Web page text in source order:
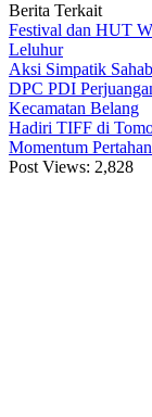
Berita Terkait
Festival dan HUT
Leluhur
Aksi Simpatik
DPC PDI
Kecamatan Belang
Hadiri TIFF di
Momentum
Post Views: 2,828